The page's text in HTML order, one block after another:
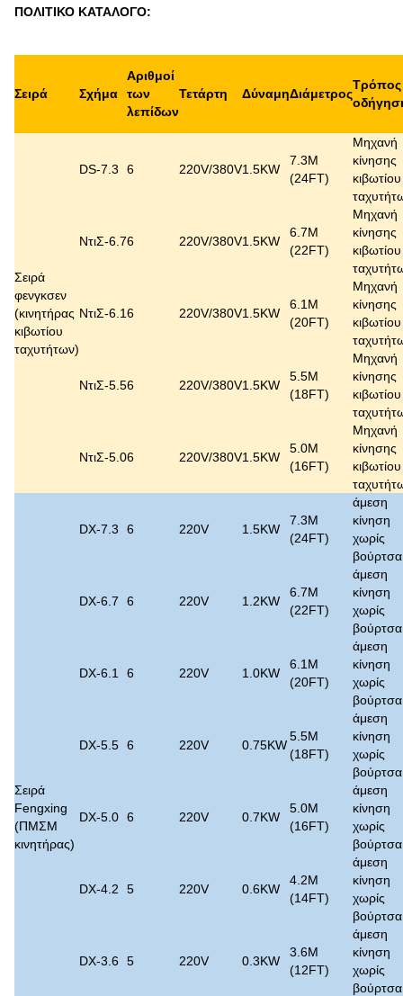
ΠΟΛΙΤΙΚΟ ΚΑΤΑΛΟΓΟ:
Σειρά Σχήμα
Αριθμοί
των
λεπίδων
Τετάρτη ΔύναμηΔιάμετρος
Τρόπος
Σειρά
φενγκσεν
(κινητήρας
κιβωτίου
ταχυτήτων)
DS-7.3 6 220V/380V1.5KW
7.3M
(24FT)
Μηχανή
κίνησης
κιβωτίου
ΝτιΣ-6.76 220V/380V1.5KW
6.7M
(22FT)
Μηχανή
κίνησης
κιβωτίου
ΝτιΣ-6.16 220V/380V1.5KW
6.1M
(20FT)
Μηχανή
κίνησης
κιβωτίου
ΝτιΣ-5.56 220V/380V1.5KW
5.5M
(18FT)
Μηχανή
κίνησης
κιβωτίου
ΝτιΣ-5.06 220V/380V1.5KW
5.0M
(16FT)
Μηχανή
κίνησης
κιβωτίου
Σειρά
Fengxing
(ΠΜΣΜ
κινητήρας)
DX-7.3 6 220V 1.5KW
7.3M
(24FT)
άμεση
κίνηση
χωρίς
βούρτσα
DX-6.7 6 220V 1.2KW
6.7M
(22FT)
άμεση
κίνηση
χωρίς
βούρτσα
DX-6.1 6 220V 1.0KW
6.1M
(20FT)
άμεση
κίνηση
χωρίς
βούρτσα
DX-5.5 6 220V 0.75KW
5.5M
(18FT)
άμεση
κίνηση
χωρίς
βούρτσα
DX-5.0 6 220V 0.7KW
5.0M
(16FT)
άμεση
κίνηση
χωρίς
βούρτσα
DX-4.2 5 220V 0.6KW
4.2M
(14FT)
άμεση
κίνηση
χωρίς
βούρτσα
DX-3.6 5 220V 0.3KW
3.6M
(12FT)
άμεση
κίνηση
χωρίς
βούρτσα